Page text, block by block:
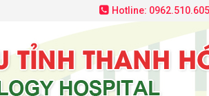
Hotline: 0962.510.605